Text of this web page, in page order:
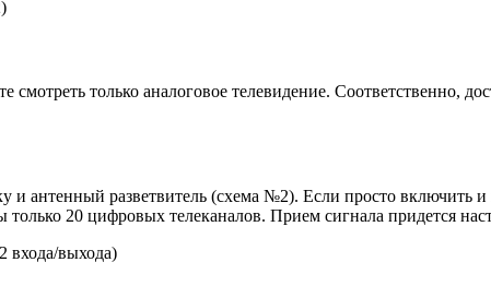
только аналоговое телевидение. Соответственно,
разветвитель (схема №2). Если просто включить и
20 цифровых телеканалов. Прием сигнала придется
входа/выхода)